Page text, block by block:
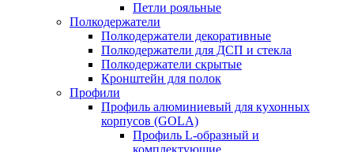
Петли рояльные
Полкодержатели
Полкодержатели декоративные
Полкодержатели для ДСП и стекла
Полкодержатели скрытые
Кронштейн для полок
Профили
Профиль алюминиевый для кухонных
корпусов (GOLA)
Профиль L-образный и
комплектующие